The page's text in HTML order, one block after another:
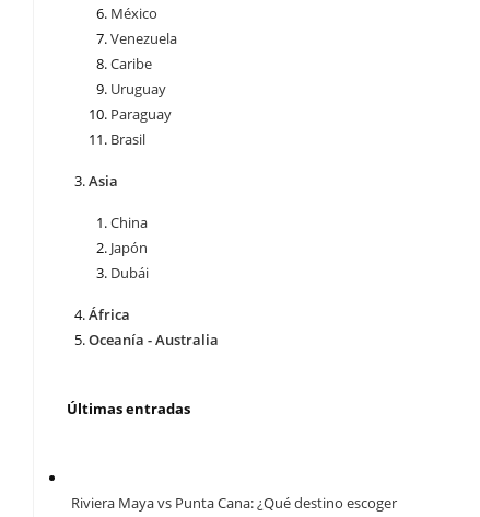
México
Venezuela
Caribe
Uruguay
Paraguay
Brasil
Asia
China
Japón
Dubái
África
Oceanía - Australia
Últimas entradas
Riviera Maya vs Punta Cana: ¿Qué destino escoger